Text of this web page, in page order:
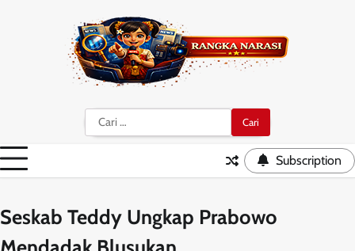
Cari
untuk:
Subscription
Seskab Teddy Ungkap Prabowo